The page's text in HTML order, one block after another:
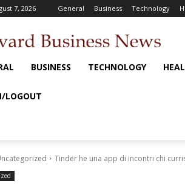
7, 2026 General Business Technology
BUSINESS TECHNOLOGY
LOGOUT
Tinder he una app di incontri chi